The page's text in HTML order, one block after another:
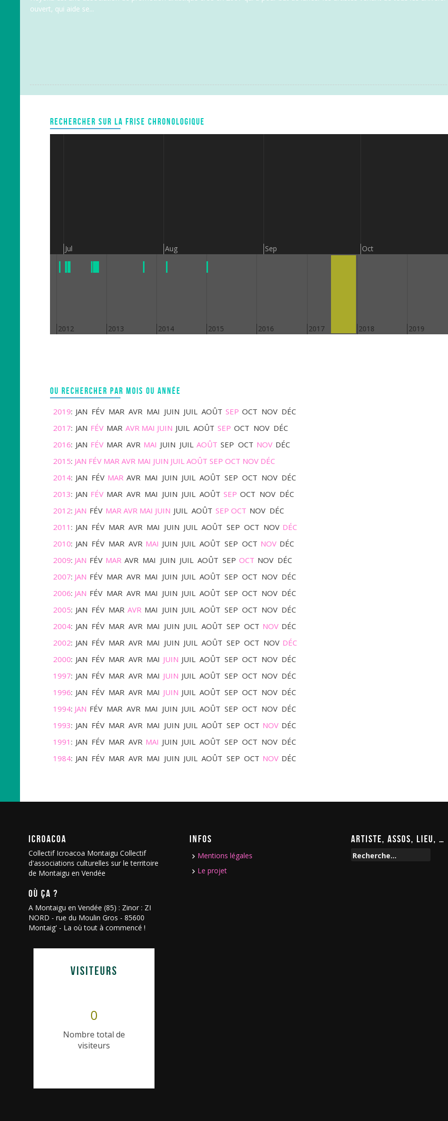
ouvert, qui aide se...
RECHERCHER SUR LA FRISE CHRONOLOGIQUE
Jul Aug Sep Oct
2012 2013 2014 2015 2016 2017 2018 2019
OU RECHERCHER PAR MOIS OU ANNÉE
2019: JAN FÉV MAR AVR MAI JUIN JUIL AOÛT SEP OCT NOV DÉC
2017: JAN FÉV MAR AVR MAI JUIN JUIL AOÛT SEP OCT NOV DÉC
2016: JAN FÉV MAR AVR MAI JUIN JUIL AOÛT SEP OCT NOV DÉC
2015: JAN FÉV MAR AVR MAI JUIN JUIL AOÛT SEP OCT NOV DÉC
2014: JAN FÉV MAR AVR MAI JUIN JUIL AOÛT SEP OCT NOV DÉC
2013: JAN FÉV MAR AVR MAI JUIN JUIL AOÛT SEP OCT NOV DÉC
2012: JAN FÉV MAR AVR MAI JUIN JUIL AOÛT SEP OCT NOV DÉC
2011 : JAN FÉV MAR AVR MAI JUIN JUIL AOÛT SEP OCT NOV DÉC
2010: JAN FÉV MAR AVR MAI JUIN JUIL AOÛT SEP OCT NOV DÉC
2009: JAN FÉV MAR AVR MAI JUIN JUIL AOÛT SEP OCT NOV DÉC
2007: JAN FÉV MAR AVR MAI JUIN JUIL AOÛT SEP OCT NOV DÉC
2006: JAN FÉV MAR AVR MAI JUIN JUIL AOÛT SEP OCT NOV DÉC
2005: JAN FÉV MAR AVR MAI JUIN JUIL AOÛT SEP OCT NOV DÉC
2004: JAN FÉV MAR AVR MAI JUIN JUIL AOÛT SEP OCT NOV DÉC
2002: JAN FÉV MAR AVR MAI JUIN JUIL AOÛT SEP OCT NOV DÉC
2000: JAN FÉV MAR AVR MAI JUIN JUIL AOÛT SEP OCT NOV DÉC
1997: JAN FÉV MAR AVR MAI JUIN JUIL AOÛT SEP OCT NOV DÉC
1996: JAN FÉV MAR AVR MAI JUIN JUIL AOÛT SEP OCT NOV DÉC
1994: JAN FÉV MAR AVR MAI JUIN JUIL AOÛT SEP OCT NOV DÉC
1993: JAN FÉV MAR AVR MAI JUIN JUIL AOÛT SEP OCT NOV DÉC
1991 : JAN FÉV MAR AVR MAI JUIN JUIL AOÛT SEP OCT NOV DÉC
1984: JAN FÉV MAR AVR MAI JUIN JUIL AOÛT SEP OCT NOV DÉC
ICROACOA
Collectif Icroacoa Montaigu Collectif
d'associations culturelles sur le territoire
de Montaigu en Vendée
OÙ ÇA ?
A Montaigu en Vendée (85) : Zinor : ZI
NORD - rue du Moulin Gros - 85600
Montaig' - La où tout à commencé !
VISITEURS
0
Nombre total de
visiteurs
INFOS
Mentions légales
Le projet
ARTISTE, ASSOS, LIEU, …
R